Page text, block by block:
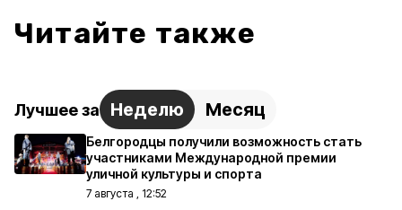
Читайте также
Лучшее за Неделю Месяц
Белгородцы получили возможность стать
участниками Международной премии
уличной культуры и спорта
7 августа , 12:52